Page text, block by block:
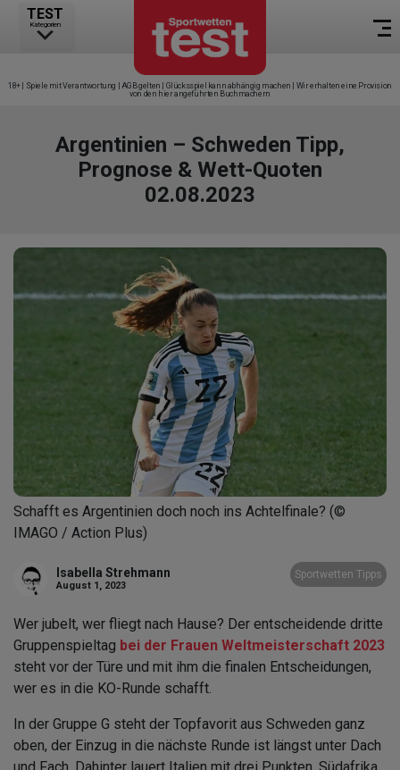
TEST
Kategorien
18+ | Spiele mit Verantwortung | AGB gelten | Glücksspiel kann abhängig machen | Wir erhalten eine Provision
von den hier angeführten Buchmachern
Argentinien – Schweden Tipp,
Prognose & Wett-Quoten
02.08.2023
Schafft es Argentinien doch noch ins Achtelfinale? (©
IMAGO / Action Plus)
Isabella Strehmann
August 1, 2023
Sportwetten Tipps
Wer jubelt, wer fliegt nach Hause? Der entscheidende dritte
Gruppenspieltag bei der Frauen Weltmeisterschaft 2023
steht vor der Türe und mit ihm die finalen Entscheidungen,
wer es in die KO-Runde schafft.
In der Gruppe G steht der Topfavorit aus Schweden ganz
oben, der Einzug in die nächste Runde ist längst unter Dach
und Fach. Dahinter lauert Italien mit drei Punkten, Südafrika